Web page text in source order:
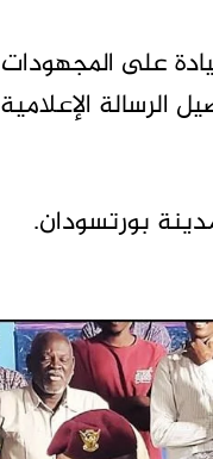
المجهودات
الرسالة الإعلامية
بورتسودان.